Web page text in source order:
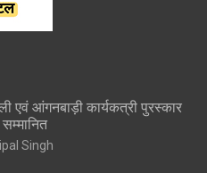
एवं आंगनबाड़ी कार्यकत्री पुरस्कार
Singh